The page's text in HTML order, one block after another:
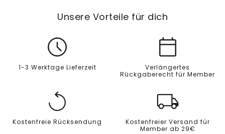
Unsere Vorteile für dich
1-3 Werktage Lieferzeit
Verlängertes
Rückgaberecht für Member
Kostenfreie Rücksendung
Kostenfreier Versand für
Member ab 29€